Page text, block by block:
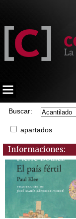
Buscar:
apartados
Informaciones: